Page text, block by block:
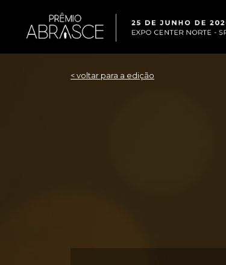
< voltar para a edição